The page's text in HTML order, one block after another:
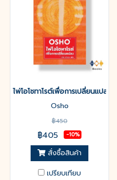
ไพ่โอโชทาโรต์เพื่อการเปลี่ยนแปลง
Osho
฿450
฿405 -10%
สั่งซื้อสินค้า
เปรียบเทียบ